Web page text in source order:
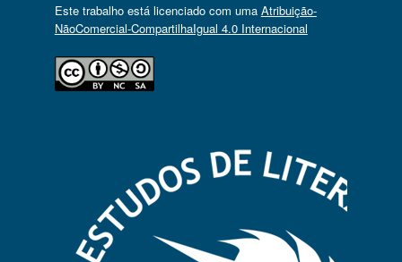
Este trabalho está licenciado com uma Atribuição-
NãoComercial-CompartilhaIgual 4.0 Internacional